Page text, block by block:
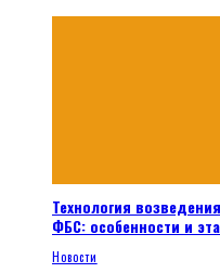
Технология
ФБС: особенности и
Новости